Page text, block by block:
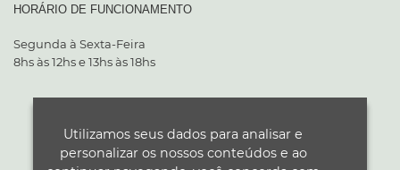
HORÁRIO DE FUNCIONAMENTO
Segunda à Sexta-Feira
8hs às 12hs e 13hs às 18hs
Utilizamos seus dados para analisar e
personalizar os nossos conteúdos e ao